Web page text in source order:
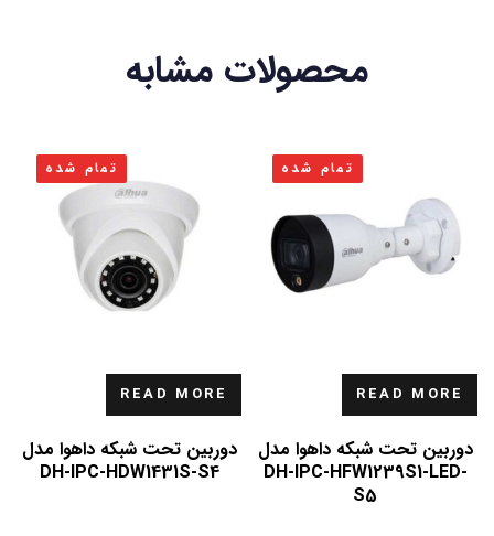
محصولات مشابه
تمام شده
READ MORE
دوربین تحت شبکه داهوا مدل
DH-IPC-HFW1239S1-LED-
S5
تمام شده
READ MORE
دوربین تحت شبکه داهوا مدل
DH-IPC-HDW1431S-S4